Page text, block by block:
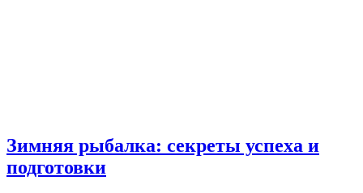
Зимняя рыбалка: секреты успеха и
подготовки